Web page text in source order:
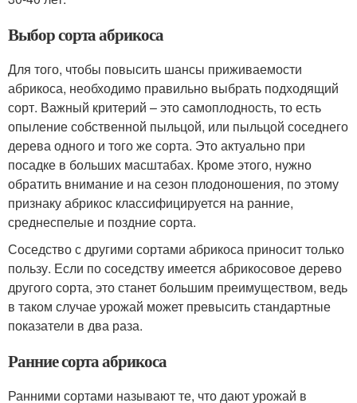
Выбор сорта абрикоса
Для того, чтобы повысить шансы приживаемости
абрикоса, необходимо правильно выбрать подходящий
сорт. Важный критерий – это самоплодность, то есть
опыление собственной пыльцой, или пыльцой соседнего
дерева одного и того же сорта. Это актуально при
посадке в больших масштабах. Кроме этого, нужно
обратить внимание и на сезон плодоношения, по этому
признаку абрикос классифицируется на ранние,
среднеспелые и поздние сорта.
Соседство с другими сортами абрикоса приносит только
пользу. Если по соседству имеется абрикосовое дерево
другого сорта, это станет большим преимуществом, ведь
в таком случае урожай может превысить стандартные
показатели в два раза.
Ранние сорта абрикоса
Ранними сортами называют те, что дают урожай в